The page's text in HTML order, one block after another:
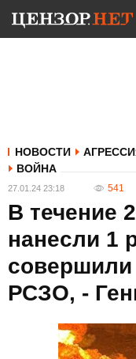
НОВОСТИ
ВОЙНА
27.01.24 23:18 541
В течение
нанесли 1
совершили
РСЗО, -